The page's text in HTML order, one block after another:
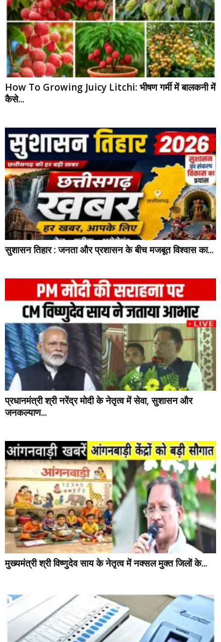
How To Growing Juicy Litchi: भीषण गर्मी में बालकनी में
कैसे...
सुशासन तिहार : जनता और प्रशासन के बीच मजबूत विश्वास का...
प्रधानमंत्री श्री नरेंद्र मोदी के नेतृत्व में सेवा, सुशासन और
जनकल्याण...
मुख्यमंत्री श्री विष्णुदेव साय के नेतृत्व में नक्सल मुक्त जिलों के...